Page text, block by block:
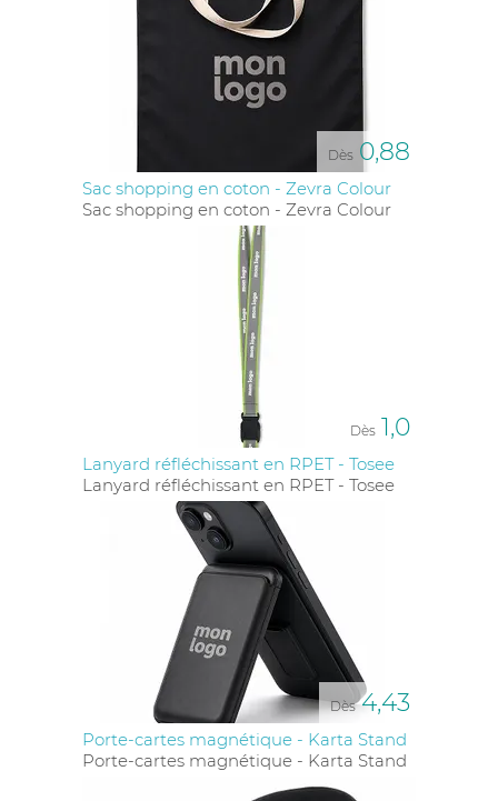
Dès 0,88
Sac shopping en coton - Zevra Colour
Sac shopping en coton - Zevra Colour
Dès 1,0
Lanyard réfléchissant en RPET - Tosee
Lanyard réfléchissant en RPET - Tosee
Dès 4,43
Porte-cartes magnétique - Karta Stand
Porte-cartes magnétique - Karta Stand